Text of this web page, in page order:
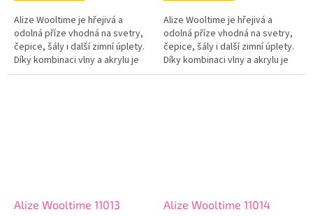
Alize Wooltime je hřejivá a
odolná příze vhodná na svetry,
čepice, šály i další zimní úplety.
Díky kombinaci vlny a akrylu je
příze příjemná na nošení, dobře
Alize Wooltime je hřejivá a
odolná příze vhodná na svetry,
čepice, šály i další zimní úplety.
Díky kombinaci vlny a akrylu je
příze příjemná na nošení, dobře
Alize Wooltime 11013 Alize Wooltime 11014